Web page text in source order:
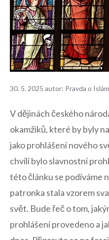
30. 5. 2025 autor: Pravda o
V dějinách českého
okamžiků, které by ‍byly
jako prohlášení ​nového
chvílí bylo slavnostní
této​ článku se‍ podíváme
patronka stala vzorem
svět. Bude řeč o tom,
prohlášení​ provedeno a